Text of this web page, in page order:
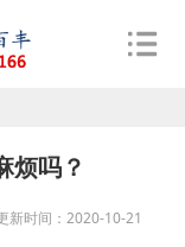
烦吗？
新时间： 2020-10-21